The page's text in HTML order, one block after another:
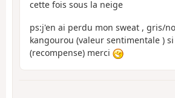
cette fois sous la neige
ps:j'en ai perdu mon sweat , gris/
kangourou (valeur sentimentale )
(recompense) merci